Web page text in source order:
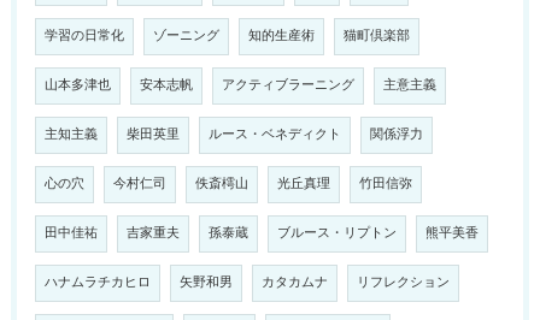
学習の日常化 ゾーニング 知的生産術 猫町倶楽部
山本多津也 安本志帆 アクティブラーニング 主意主義
主知主義 柴田英里 ルース・ベネディクト 関係浮力
心の穴 今村仁司 佚斎樗山 光丘真理 竹田信弥
田中佳祐 吉家重夫 孫泰蔵 ブルース・リプトン 熊平美香
ハナムラチカヒロ 矢野和男 カタカムナ リフレクション